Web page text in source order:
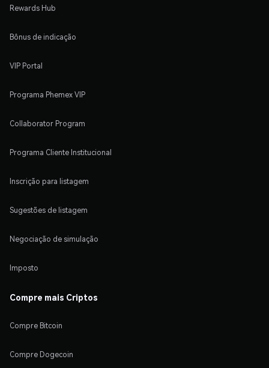
Rewards Hub
Bônus de indicação
VIP Portal
Programa Phemex VIP
Collaborator Program
Programa Cliente Institucional
Inscrição para listagem
Sugestões de listagem
Negociação de simulação
Imposto
Compre mais Criptos
Compre Bitcoin
Compre Dogecoin